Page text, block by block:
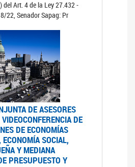
del Art. 4 de la Ley 27.432 -
22, Senador Sapag: Pr
DE ASESORES
DE
DE ECONOMÍAS
ECONOMÍA SOCIAL,
Y MEDIANA
PRESUPUESTO Y